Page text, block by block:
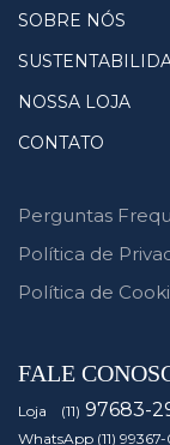
SOBRE NÓS
NOSSA LOJA
CONTATO
Perguntas
Política de
Política de
FALE
Loja (11) 97683-
WhatsApp (11)